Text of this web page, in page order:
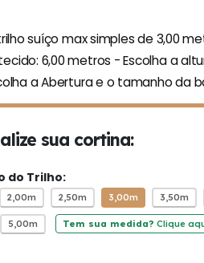
suíço max simples de 3,00
6,00 metros - Escolha a
a Abertura e o tamanho da
sua cortina:
do Trilho:
2,00m 2,50m 3,00m 3,50m
5,00m Tem sua medida? Clique